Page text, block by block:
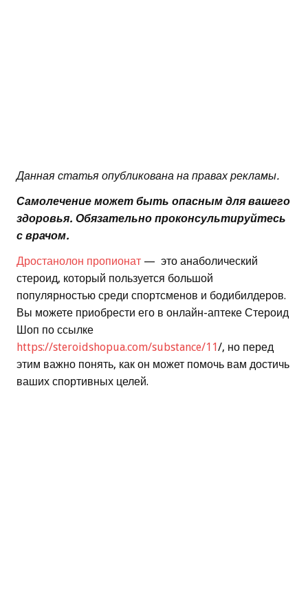
Данная статья опубликована на правах рекламы.
Самолечение может быть опасным для вашего
здоровья. Обязательно проконсультируйтесь
с врачом.
Дростанолон пропионат — это анаболический
стероид, который пользуется большой
популярностью среди спортсменов и бодибилдеров.
Вы можете приобрести его в онлайн-аптеке Стероид
Шоп по ссылке
https://steroidshopua.com/substance/11 /, но перед
этим важно понять, как он может помочь вам достичь
ваших спортивных целей.